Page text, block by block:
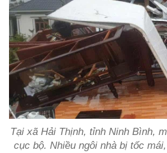
Tại xã Hải Thịnh, tỉnh Ninh Bình,
cục bộ. Nhiều ngôi nhà bị tốc